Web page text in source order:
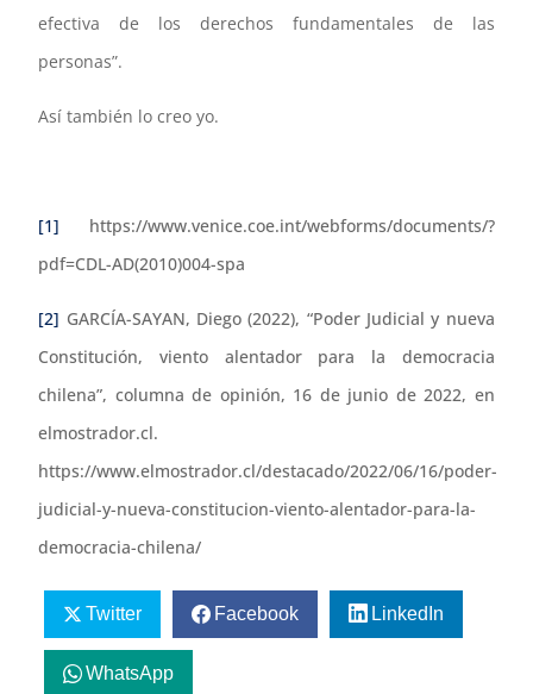
efectiva de los derechos fundamentales de las
personas”.
Así también lo creo yo.
[1] https://www.venice.coe.int/webforms/documents/?
pdf=CDL-AD(2010)004-spa
[2] GARCÍA-SAYAN, Diego (2022), “Poder Judicial y nueva
Constitución, viento alentador para la democracia
chilena”, columna de opinión, 16 de junio de 2022, en
elmostrador.cl.
https://www.elmostrador.cl/destacado/2022/06/16/poder-
judicial-y-nueva-constitucion-viento-alentador-para-la-
democracia-chilena/
Twitter Facebook LinkedIn
WhatsApp